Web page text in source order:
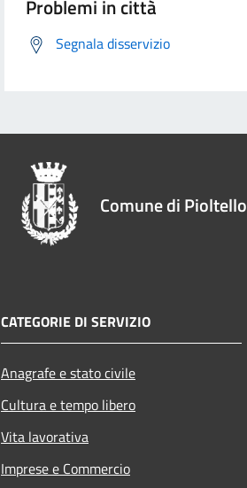
Problemi in città
Segnala disservizio
Comune di Pioltello
CATEGORIE DI SERVIZIO
Anagrafe e stato civile
Cultura e tempo libero
Vita lavorativa
Imprese e Commercio